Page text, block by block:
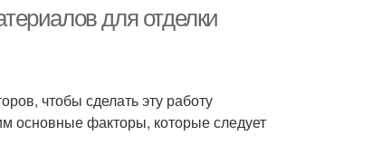
для отделки
чтобы сделать эту работу
основные факторы, которые следует